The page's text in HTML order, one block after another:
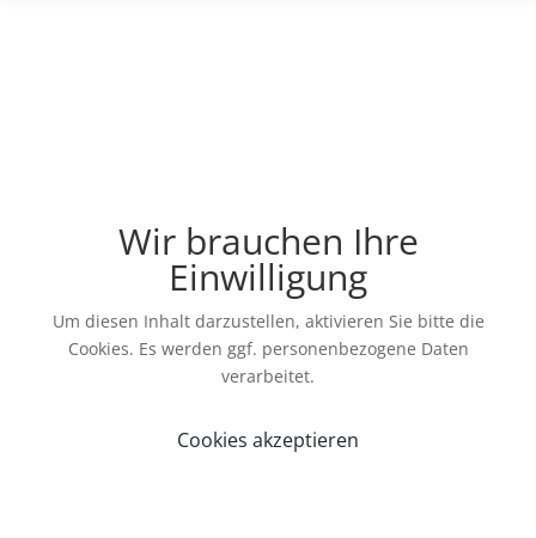
Wir brauchen Ihre
Einwilligung
Um diesen Inhalt darzustellen, aktivieren Sie bitte die
Cookies. Es werden ggf. personenbezogene Daten
verarbeitet.
Cookies akzeptieren